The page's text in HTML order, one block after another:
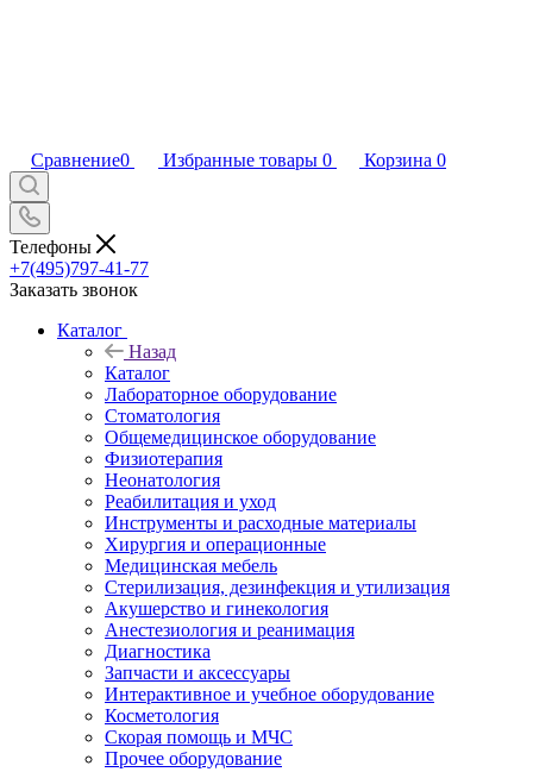
Сравнение0 Избранные товары 0 Корзина 0
Телефоны
+7(495)797-41-77
Заказать звонок
Каталог
Назад
Каталог
Лабораторное оборудование
Стоматология
Общемедицинское оборудование
Физиотерапия
Неонатология
Реабилитация и уход
Инструменты и расходные материалы
Хирургия и операционные
Медицинская мебель
Стерилизация, дезинфекция и утилизация
Акушерство и гинекология
Анестезиология и реанимация
Диагностика
Запчасти и аксессуары
Интерактивное и учебное оборудование
Косметология
Скорая помощь и МЧС
Прочее оборудование